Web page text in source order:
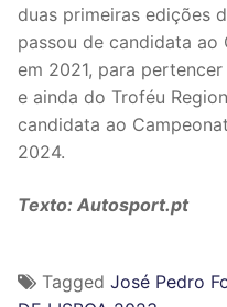
duas primeiras edições
passou de candidata ao
em 2021, para
e ainda do Troféu
candidata ao
2024.
Texto: Autosport.pt
Tagged José Pedro